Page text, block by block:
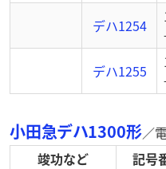
デハ1254
デハ1255
小田急デハ1300形／
竣功など
記号